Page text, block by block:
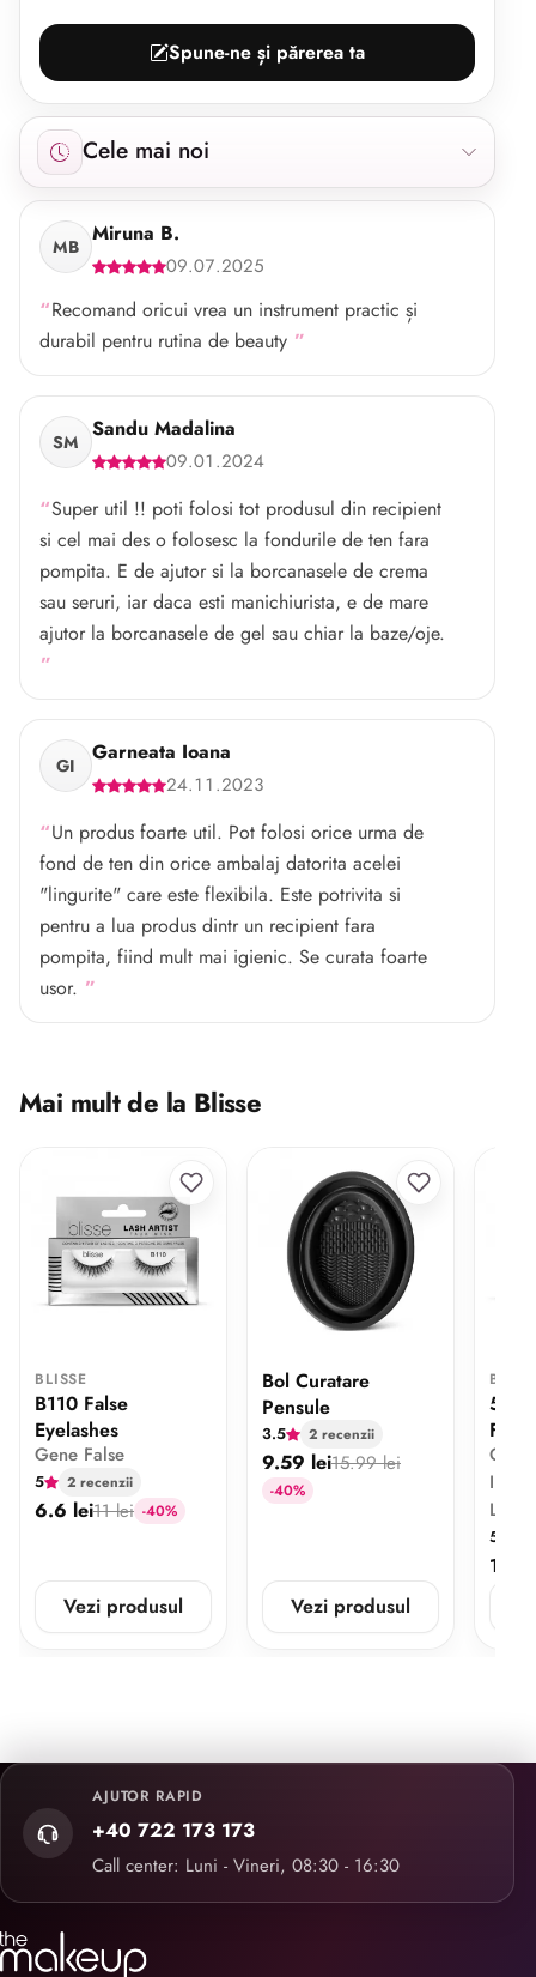
Spune-ne și părerea ta
Cele mai noi
Afișăm 3 recenzii începând cu cele mai noi.
MB Miruna B.
09.07.2025
Recomand oricui vrea un instrument practic și
durabil pentru rutina de beauty
SM Sandu Madalina
09.01.2024
Super util !! poti folosi tot produsul din recipient
si cel mai des o folosesc la fondurile de ten fara
pompita. E de ajutor si la borcanasele de crema
sau seruri, iar daca esti manichiurista, e de mare
ajutor la borcanasele de gel sau chiar la baze/oje.
GI Garneata Ioana
24.11.2023
Un produs foarte util. Pot folosi orice urma de
fond de ten din orice ambalaj datorita acelei
"lingurite" care este flexibila. Este potrivita si
pentru a lua produs dintr un recipient fara
pompita, fiind mult mai igienic. Se curata foarte
usor.
Mai mult de la Blisse
BLISSE
B110 False
Eyelashes
Gene False
5 2 recenzii
6.6 lei11 lei -40%
Vezi produsul
Bol Curatare
Pensule
3.5 2 recenzii
9.59 lei15.99 lei
-40%
Vezi produsul
5
5
10.2
AJUTOR RAPID
+40 722 173 173
Call center: Luni - Vineri, 08:30 - 16:30